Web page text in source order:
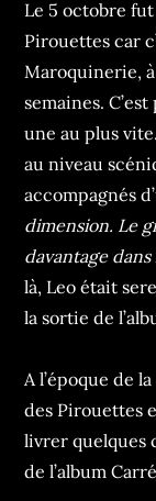
Le 5 octobre
Pirouettes car
Maroquinerie,
semaines.
une au plus
au niveau
accompagnés
dimension. Le
davantage
là, Leo était
la sortie de
A l’époque de
des Pirouettes
livrer quelques
de l’album